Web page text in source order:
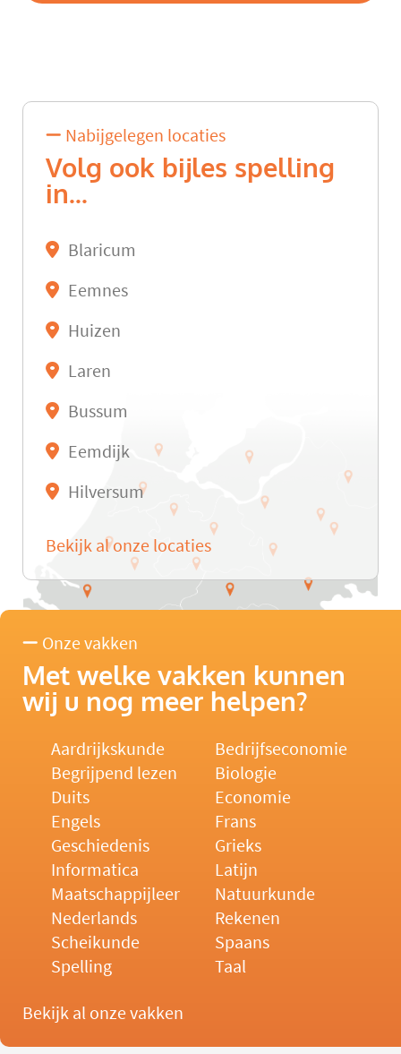
Nabijgelegen locaties
Volg ook bijles spelling
in...
Blaricum
Eemnes
Huizen
Laren
Bussum
Eemdijk
Hilversum
Bekijk al onze locaties
Onze vakken
Met welke vakken kunnen
wij u nog meer helpen?
Aardrijkskunde
Bedrijfseconomie
Begrijpend lezen
Biologie
Duits
Economie
Engels
Frans
Geschiedenis
Grieks
Informatica
Latijn
Maatschappijleer
Natuurkunde
Nederlands
Rekenen
Scheikunde
Spaans
Spelling
Taal
Bekijk al onze vakken